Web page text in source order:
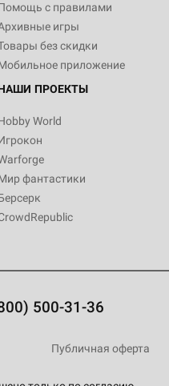
с правилами
игры
без скидки
приложение
ПРОЕКТЫ
World
фантастики
500-31-36
Публичная оферта